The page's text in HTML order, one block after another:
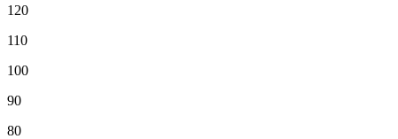
120
110
100
90
80